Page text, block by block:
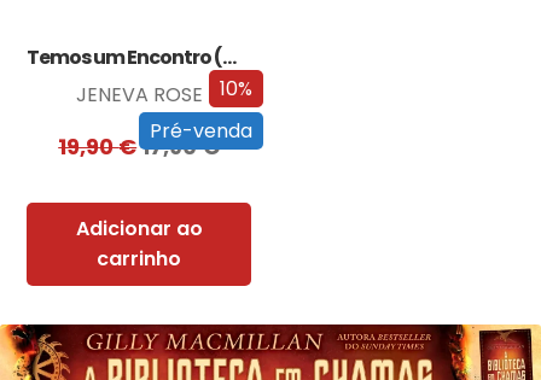
10%
Pré-venda
Temos um Encontro (Outra Vez) – Edição…
JENEVA ROSE
19,90€17,90€
Adicionar ao
carrinho